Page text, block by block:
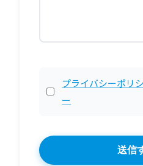
プライバシーポリシ
ー